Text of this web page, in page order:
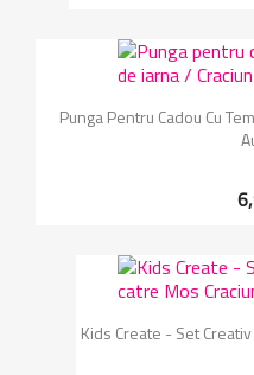
Punga Pentru Cadou Cu
Kids Create - Set